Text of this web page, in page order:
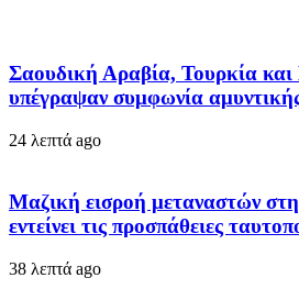
Σαουδική Αραβία, Τουρκία
υπέγραψαν συμφωνία
24 λεπτά ago
Μαζική εισροή μεταναστών
εντείνει τις προσπάθειες
38 λεπτά ago